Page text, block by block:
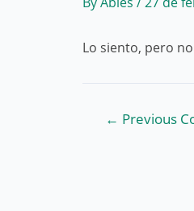
Lo siento, pero
Navegación
← Previous